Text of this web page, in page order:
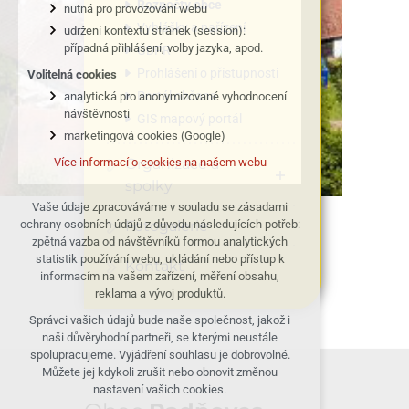
Rozpočty obce
Vyhlášky a nařízení
GDPR
Portál občana
Organizace a
spolky
Fotogalerie
Kontakt
nutná pro provozování webu
udržení kontextu stránek (session):
případná přihlášení, volby jazyka, apod.
Volitelná cookies
analytická pro anonymizované vyhodnocení
návštěvnosti
marketingová cookies (Google)
Více informací o cookies na našem webu
Vaše údaje zpracováváme v souladu se zásadami
ochrany osobních údajů z důvodu následujících potřeb:
zpětná vazba od návštěvníků formou analytických
statistik používání webu, ukládání nebo přístup k
informacím na vašem zařízení, měření obsahu,
reklama a vývoj produktů.
Správci vašich údajů bude naše společnost, jakož i
naši důvěryhodní partneři, se kterými neustále
spolupracujeme. Vyjádření souhlasu je dobrovolné.
Můžete jej kdykoli zrušit nebo obnovit změnou
nastavení vašich cookies.